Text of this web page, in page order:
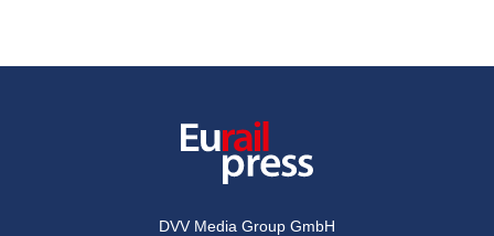
DVV Media Group GmbH